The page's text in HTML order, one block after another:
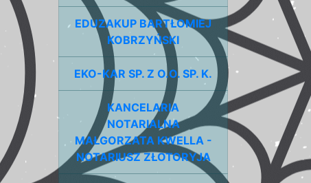
EDUZAKUP BARTŁOMIEJ
KOBRZYŃSKI
EKO-KAR SP. Z O.O. SP. K.
KANCELARIA
NOTARIALNA
MAŁGORZATA KWELLA -
NOTARIUSZ ZŁOTORYJA